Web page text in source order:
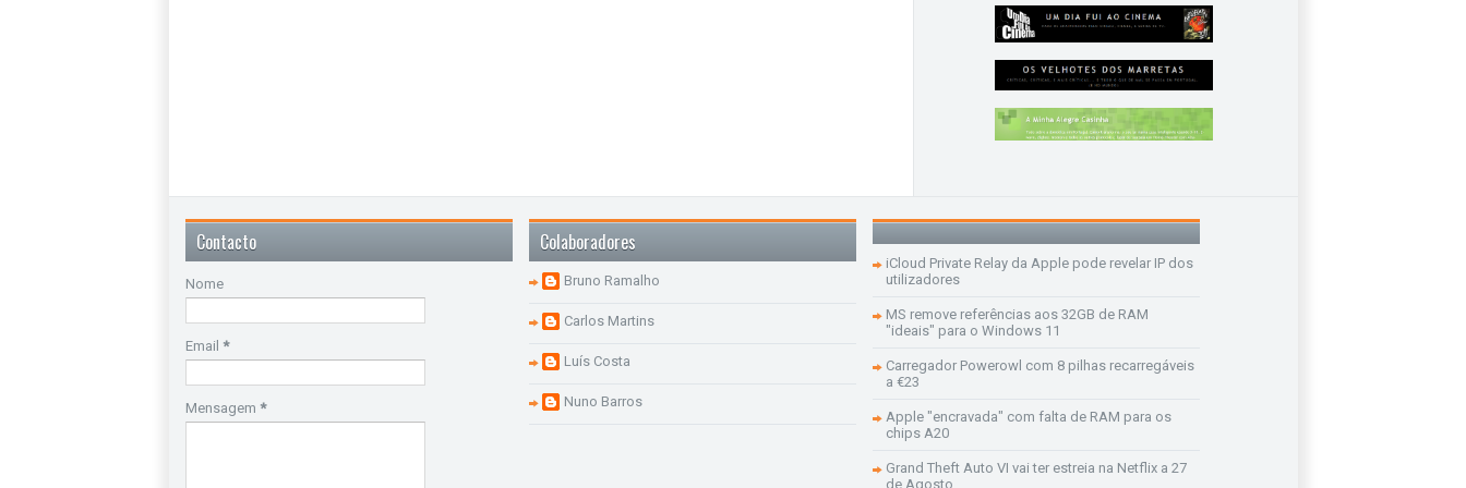
Contacto
Nome
Email *
Mensagem *
Colaboradores
Bruno Ramalho
Carlos Martins
Luís Costa
Nuno Barros
iCloud Private Relay da Apple pode revelar IP dos
utilizadores
MS remove referências aos 32GB de RAM
"ideais" para o Windows 11
Carregador Powerowl com 8 pilhas recarregáveis
a €23
Apple "encravada" com falta de RAM para os
chips A20
Grand Theft Auto VI vai ter estreia na Netflix a 27
de Agosto